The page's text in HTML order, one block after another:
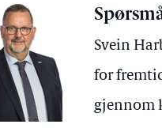
Svein
for
gjennom